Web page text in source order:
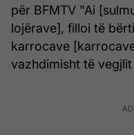
për BFMTV "Ai
lojërave], filloi të
karrocave
vazhdimisht të